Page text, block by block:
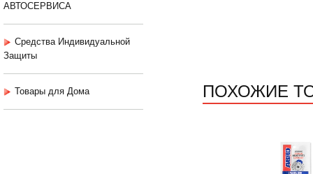
АВТОСЕРВИСА
Средства Индивидуальной
Защиты
Товары для Дома ПОХОЖИЕ